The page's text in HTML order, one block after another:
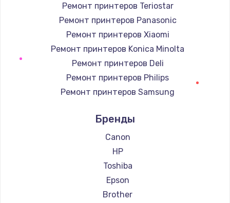
Восстановление после залития
1300 руб.
Заказать
Ремонт системной платы
700 руб.
Заказать
Чистка сотового телефона
550 руб.
Заказать
Ремонт принтеров Teriostar
Ремонт принтеров Panasonic
Ремонт принтеров Xiaomi
Ремонт принтеров Konica Minolta
Ремонт принтеров Deli
Ремонт принтеров Philips
Ремонт принтеров Samsung
Ремонт принтеров Lexmark
Ремонт принтеров Sharp
Ремонт принтеров TSC
Ремонт принтеров Fujitsu
Ремонт принтеров Godex
Бренды
Canon
HP
Toshiba
Epson
Brother